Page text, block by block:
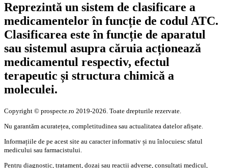
Reprezintă un sistem de clasificare a
medicamentelor în funcție de codul ATC.
Clasificarea este în funcție de aparatul
sau sistemul asupra căruia acționează
medicamentul respectiv, efectul
terapeutic și structura chimică a
moleculei.
Copyright © prospecte.ro 2019-2026. Toate drepturile rezervate.
Nu garantăm acuratețea, completitudinea sau actualitatea datelor afișate.
Informațiile de pe acest site au caracter informativ și nu înlocuiesc sfatul
medicului sau farmacistului.
Pentru diagnostic, tratament, dozaj sau reacții adverse, consultați medicul,